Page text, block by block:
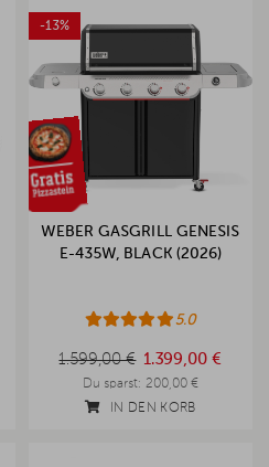
-13%
WEBER GASGRILL GENESIS
E-435W, BLACK (2026)
5.0
1.599,00 € 1.399,00 €
Du sparst: 200,00 €
IN DEN KORB